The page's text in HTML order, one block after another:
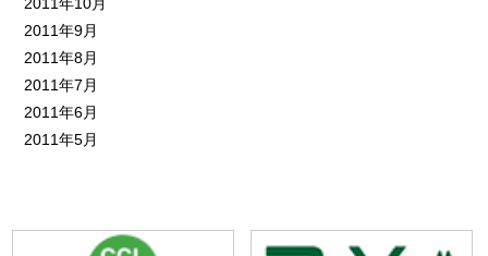
2011年10月
2011年9月
2011年8月
2011年7月
2011年6月
2011年5月